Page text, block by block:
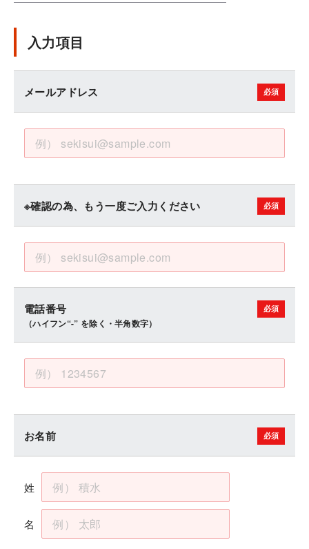
入力項目
メールアドレス
※確認の為、もう一度ご入力ください
電話番号
（ハイフン“-” を除く・半角数字）
お名前
姓
名